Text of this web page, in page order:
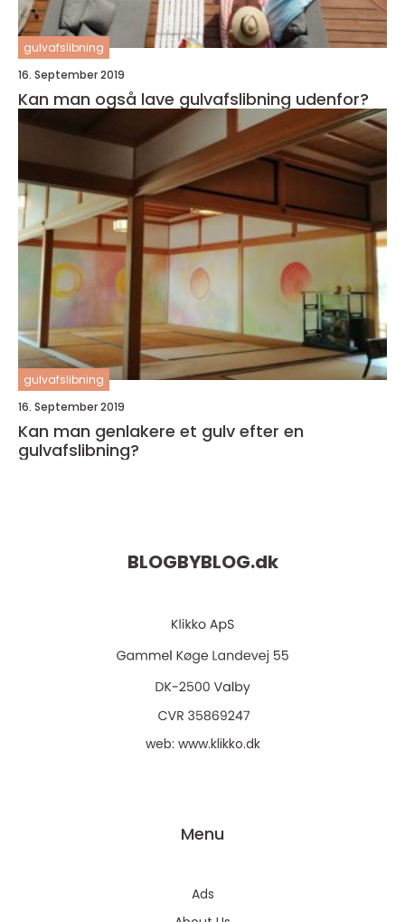
gulvafslibning
16. September 2019
Kan man også lave gulvafslibning udenfor?
gulvafslibning
16. September 2019
Kan man genlakere et gulv efter en
gulvafslibning?
BLOGBYBLOG.dk
web: www.klikko.dk
Menu
Ads